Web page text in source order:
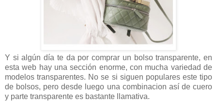
Y si algún día te da por comprar un bolso transparente, en
esta web hay una sección enorme, con mucha variedad de
modelos transparentes. No se si siguen populares este tipo
de bolsos, pero desde luego una combinacion así de cuero
y parte transparente es bastante llamativa.